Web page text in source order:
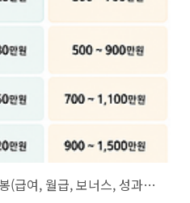
용도 꾸준히 이어지고 있습니다.
사일까?✔ 삼성그룹 계열✔ 국내 건
규모✔ 국내뿐 아니라 해외 프로..
안전보건공단(KOSHA)의 연봉(급여, 월급, 보너스, 성과급, 성과금, 상여급, 상여금, 수당, 초봉, 초임), 인재상, 근무지, 복지제도(복리후생) 등 정리